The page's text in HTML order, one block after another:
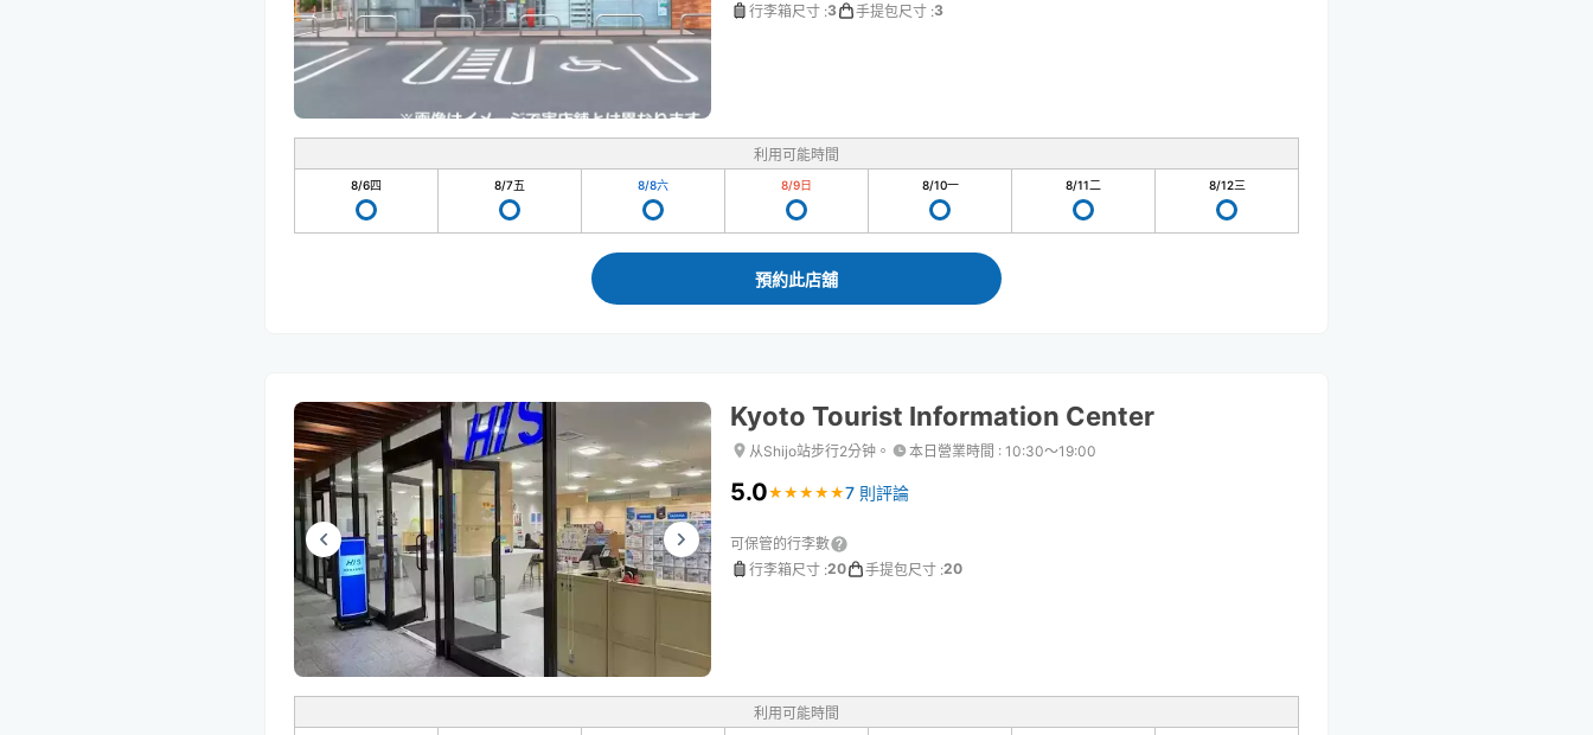
行李箱尺寸 :3 手提包尺寸 :3
利用可能時間
8/6四 8/7五 8/8六 8/9日 8/10一 8/11二 8/12三
預約此店舖
Kyoto Tourist Information Center
从Shijo站步行2分钟。 本日營業時間 : 10:30〜19:00
5.0★ ★ ★ ★ ★
★ ★ ★ ★ ★7 則評論
可保管的行李數
行李箱尺寸 :20 手提包尺寸 :20
利用可能時間